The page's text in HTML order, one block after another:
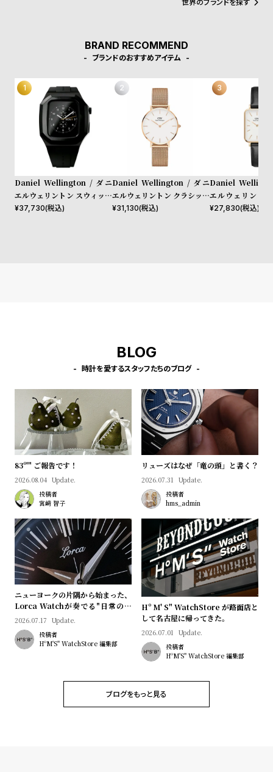
oo
t
P
イ
ド
時
計
証
プ
ラ
ス
刻
印
ー
ビ
ス
よ
く
あ
る
お
問
い
合
世界のブランドを探す
BRAND RECOMMEND
ブランドのおすすめアイテム
Daniel Wellington / ダニ
エルウェリントン スウィッチ
40mm Apple watch アップ
¥37,730(税込)
Daniel Wellington / ダニ
エルウェリントン クラシック
ペティット メルローズ ロー
¥31,130(税込)
Daniel
エルウェリント
シェフィールド ロ
¥27,830(税込)
BLOG
時計を愛するスタッフたちのブログ
83º'" ご報告です！
2026.08.04 Update.
投稿者
宮﨑 智子
リューズはなぜ「竜の頭」と書く？
2026.07.31 Update.
投稿者
hms_admin
ニューヨークの片隅から始まった、
Lorca Watchが奏でる"日常のロ
マン"｜Brand Picks #08
2026.07.17 Update.
投稿者
HºM'S" WatchStore 編集部
Hº M' S" WatchStore が路面店と
して名古屋に帰ってきた。
2026.07.01 Update.
投稿者
HºM'S" WatchStore 編集部
ブログをもっと見る